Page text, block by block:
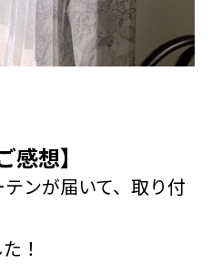
感想】
ンが届いて、取り付
！